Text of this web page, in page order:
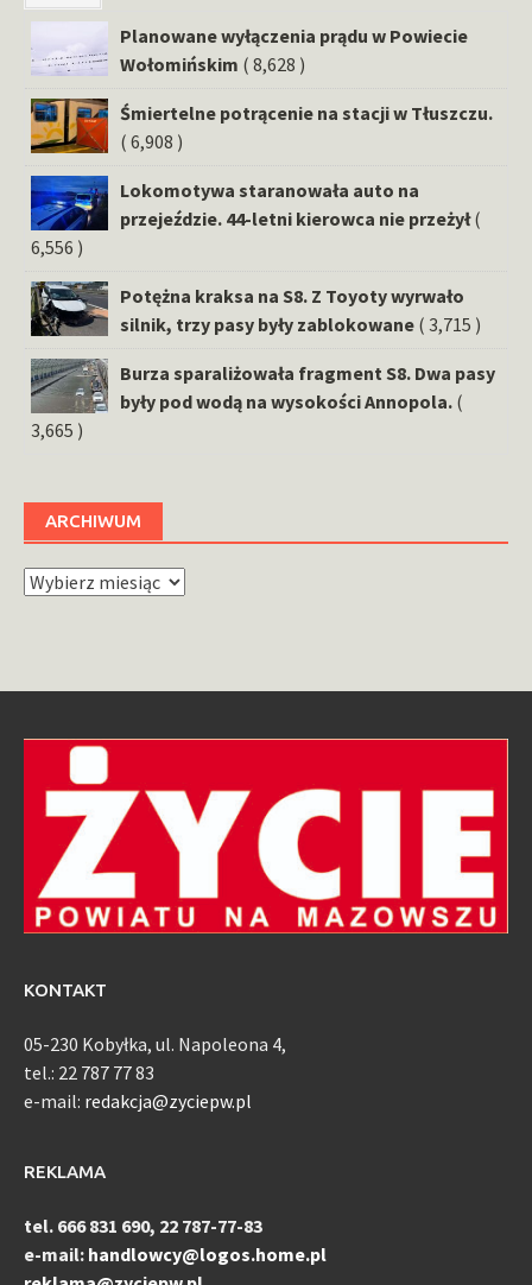
Planowane wyłączenia prądu w Powiecie
Wołomińskim ( 8,628 )
Śmiertelne potrącenie na stacji w Tłuszczu.
( 6,908 )
Lokomotywa staranowała auto na
przejeździe. 44-letni kierowca nie przeżył (
6,556 )
Potężna kraksa na S8. Z Toyoty wyrwało
silnik, trzy pasy były zablokowane ( 3,715 )
Burza sparaliżowała fragment S8. Dwa pasy
były pod wodą na wysokości Annopola. (
3,665 )
ARCHIWUM
Archiwum
KONTAKT
05-230 Kobyłka, ul. Napoleona 4,
tel.: 22 787 77 83
e-mail: redakcja@zyciepw.pl
REKLAMA
tel. 666 831 690, 22 787-77-83
e-mail: handlowcy@logos.home.pl